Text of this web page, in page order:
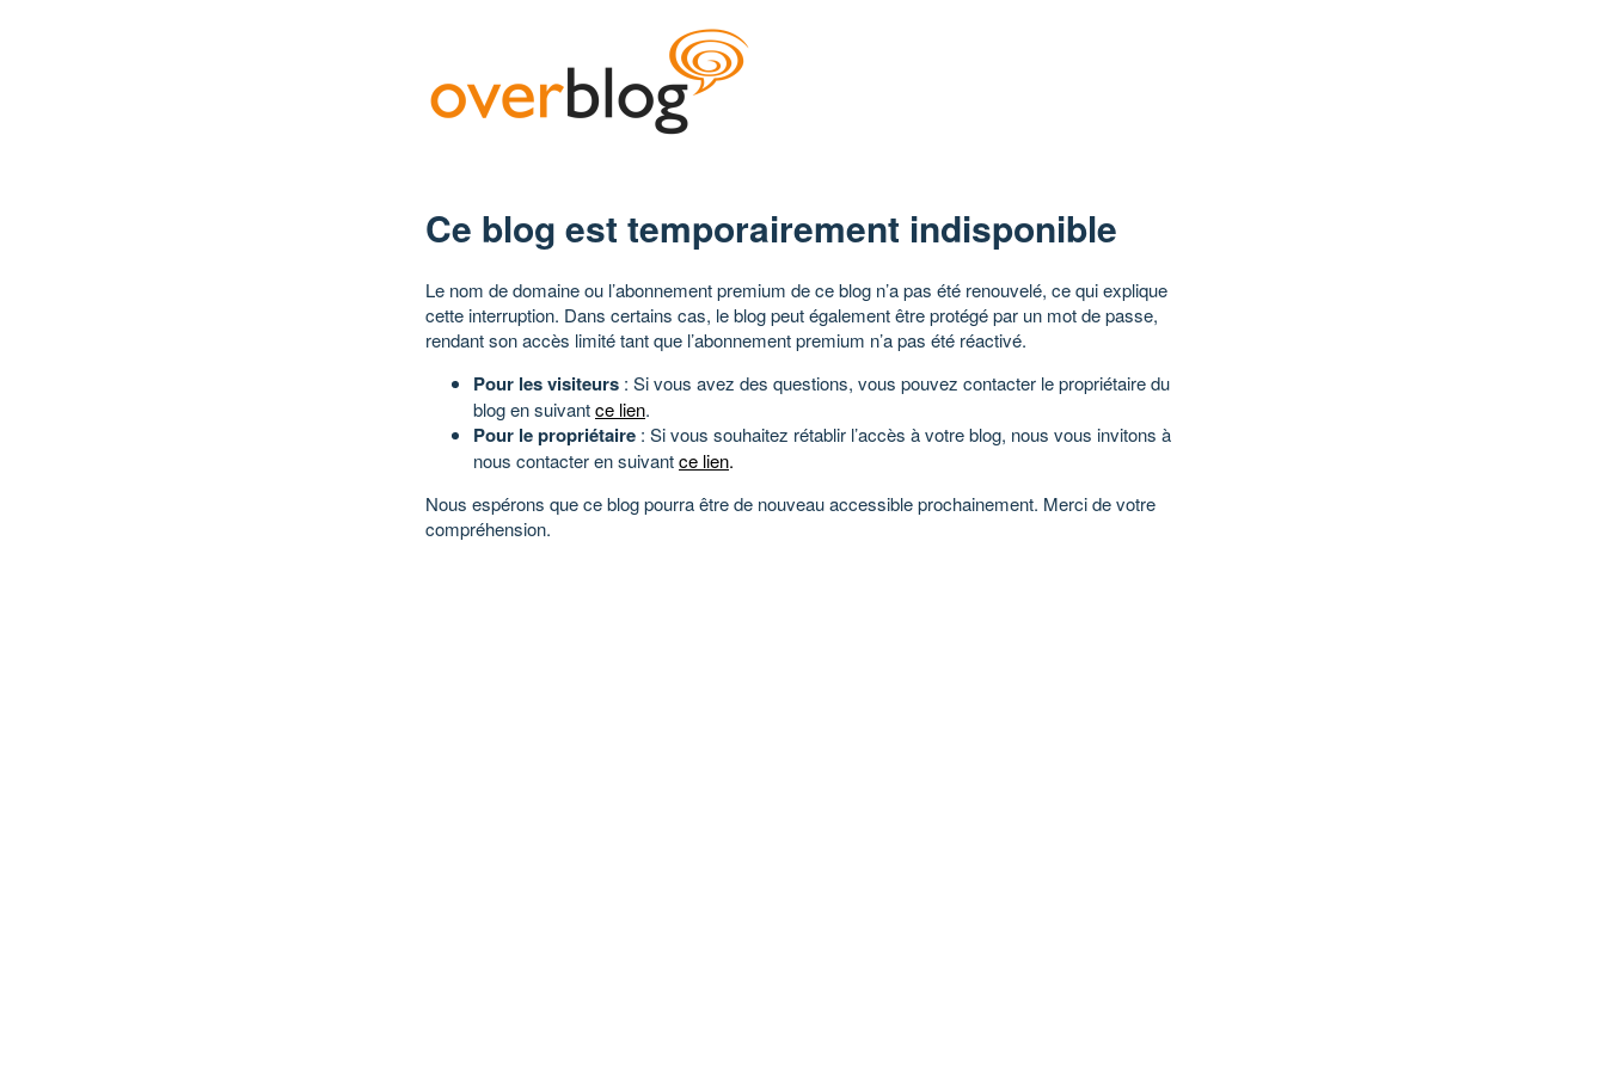
Ce blog est temporairement indisponible
Le nom de domaine ou l’abonnement premium de ce blog n’a pas été renouvelé, ce qui explique
cette interruption. Dans certains cas, le blog peut également être protégé par un mot de passe,
rendant son accès limité tant que l’abonnement premium n’a pas été réactivé.
Pour les visiteurs : Si vous avez des questions, vous pouvez contacter le propriétaire du
blog en suivantce lien.
Pour le propriétaire : Si vous souhaitez rétablir l’accès à votre blog, nous vous invitons à
nous contacter en suivantce lien.
Nous espérons que ce blog pourra être de nouveau accessible prochainement. Merci de votre
compréhension.